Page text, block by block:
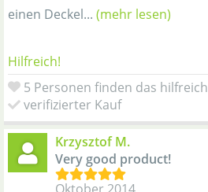
einen Deckel... (mehr lesen)
Hilfreich!
5 Personen finden das hilfreich
verifizierter Kauf
Krzysztof M.
Very good product!
Oktober 2014